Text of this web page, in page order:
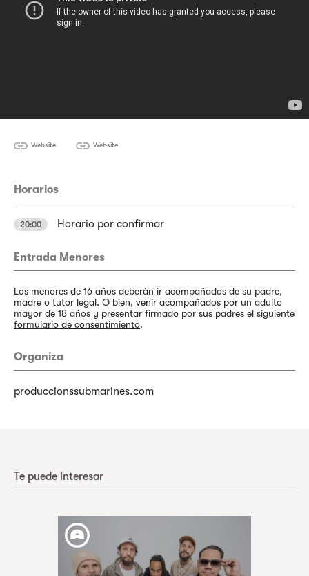
Website Website
Horarios
20:00 Horario por confirmar
Entrada Menores
Los menores de 16 años deberán ir acompañados de su padre,
madre o tutor legal. O bien, venir acompañados por un adulto
mayor de 18 años y presentar firmado por sus padres el siguiente
formulario de consentimiento.
Organiza
produccionssubmarines.com
Te puede interesar